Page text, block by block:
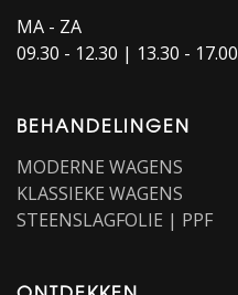
MA - ZA
09.30 - 12.30 | 13.30 - 17.00
BEHANDELINGEN
MODERNE WAGENS
KLASSIEKE WAGENS
STEENSLAGFOLIE | PPF